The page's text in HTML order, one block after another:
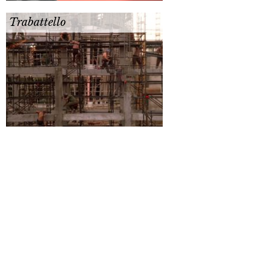
Trabattello